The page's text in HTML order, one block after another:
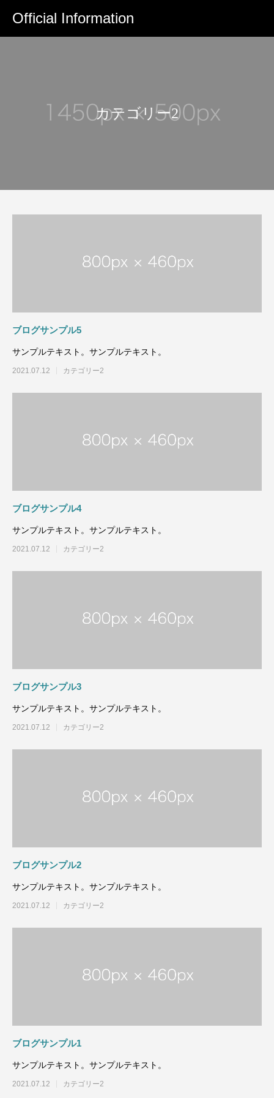
Official Information
/home/life-edu/official-
/home/life-edu/official-
カテゴリー2
ブログサンプル5
サンプルテキスト。サンプルテキスト。
2021.07.12 カテゴリー2
ブログサンプル4
サンプルテキスト。サンプルテキスト。
2021.07.12 カテゴリー2
ブログサンプル3
サンプルテキスト。サンプルテキスト。
2021.07.12 カテゴリー2
ブログサンプル2
サンプルテキスト。サンプルテキスト。
2021.07.12 カテゴリー2
ブログサンプル1
サンプルテキスト。サンプルテキスト。
2021.07.12 カテゴリー2